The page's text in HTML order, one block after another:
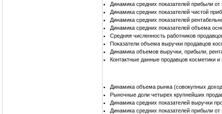
Динамика средних показателей прибыли
Динамика средних показателей чистой
Динамика средних показателей
Динамика средних показателей объема
Средняя численность работников
Показатели объема выручки продавцов
Динамика объемов выручки, прибыли,
Контактные данные продавцов косметики
Динамика объема рынка (совокупных
Рыночные доли четырех крупнейших
Динамика средних показателей выручки
Динамика средних показателей прибыли